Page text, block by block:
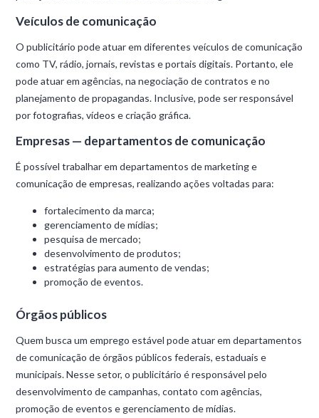
Veículos de comunicação
O publicitário pode atuar em diferentes veículos de comunicação
como TV, rádio, jornais, revistas e portais digitais. Portanto, ele
pode atuar em agências, na negociação de contratos e no
planejamento de propagandas. Inclusive, pode ser responsável
por fotografias, vídeos e criação gráfica.
Empresas — departamentos de comunicação
É possível trabalhar em departamentos de marketing e
comunicação de empresas, realizando ações voltadas para:
fortalecimento da marca;
gerenciamento de mídias;
pesquisa de mercado;
desenvolvimento de produtos;
estratégias para aumento de vendas;
promoção de eventos.
Órgãos públicos
Quem busca um emprego estável pode atuar em departamentos
de comunicação de órgãos públicos federais, estaduais e
municipais. Nesse setor, o publicitário é responsável pelo
desenvolvimento de campanhas, contato com agências,
promoção de eventos e gerenciamento de mídias.